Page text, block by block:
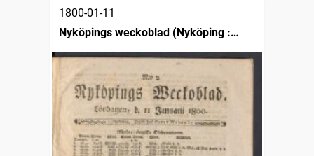
1800-01-11
Nyköpings weckoblad (Nyköping :